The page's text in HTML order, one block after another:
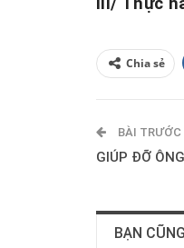
Chia sẻ
BÀI TRƯỚC
GIÚP ĐỠ
BẠN